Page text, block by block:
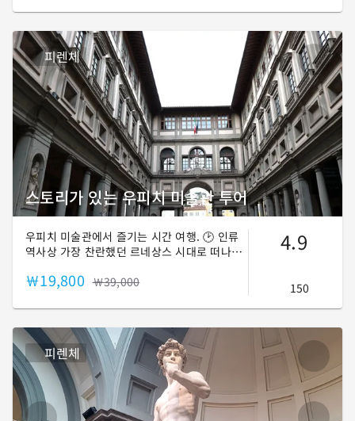
와 베아트리체의 애절한 러브스토리도 들려드
릴게요!
피렌체
스토리가 있는 우피치 미술관 투어
우피치 미술관에서 즐기는 시간 여행. 🕑 인류
역사상 가장 찬란했던 르네상스 시대로 떠나
다빈치, 미켈란젤로, 라파엘로의 작품은 물론,
한 시대의 작품들을 둘러보겠습니다.
￦19,800 ￦39,000
4.9
150
피렌체